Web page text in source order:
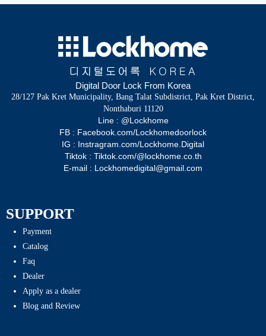
Digital Door Lock From Korea
28/127 Pak Kret Municipality, Bang Talat Subdistrict, Pak Kret District,
Nonthaburi 11120
Line : @Lockhome
FB : Facebook.com/Lockhomedoorlock
IG : Instragram.com/Lockhome.Digital
Tiktok : Tiktok.com/@lockhome.co.th
E-mail : Lockhomedigital@gmail.com
SUPPORT
Payment
Catalog
Faq
Dealer
Apply as a dealer
Blog and Review